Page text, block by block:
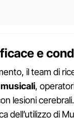
e
il team di
,
lesioni
dell’utilizzo di